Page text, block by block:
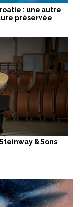
: une autre
préservée
& Sons